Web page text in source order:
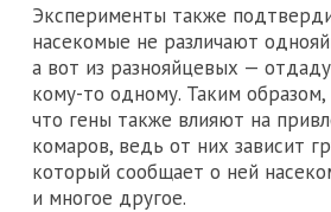
Эксперименты также
насекомые не различают
а вот из разнояйцевых —
кому-то одному. Таким
что гены также влияют на
комаров, ведь от них зависит
который сообщает о ней
и многое другое.